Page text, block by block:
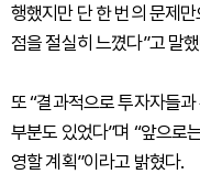
행했지만 단 한 번의 문제
점을 절실히 느꼈다”고 말
또 “결과적으로 투자자들
부분도 있었다”며 “앞으로
영할 계획”이라고 밝혔다.